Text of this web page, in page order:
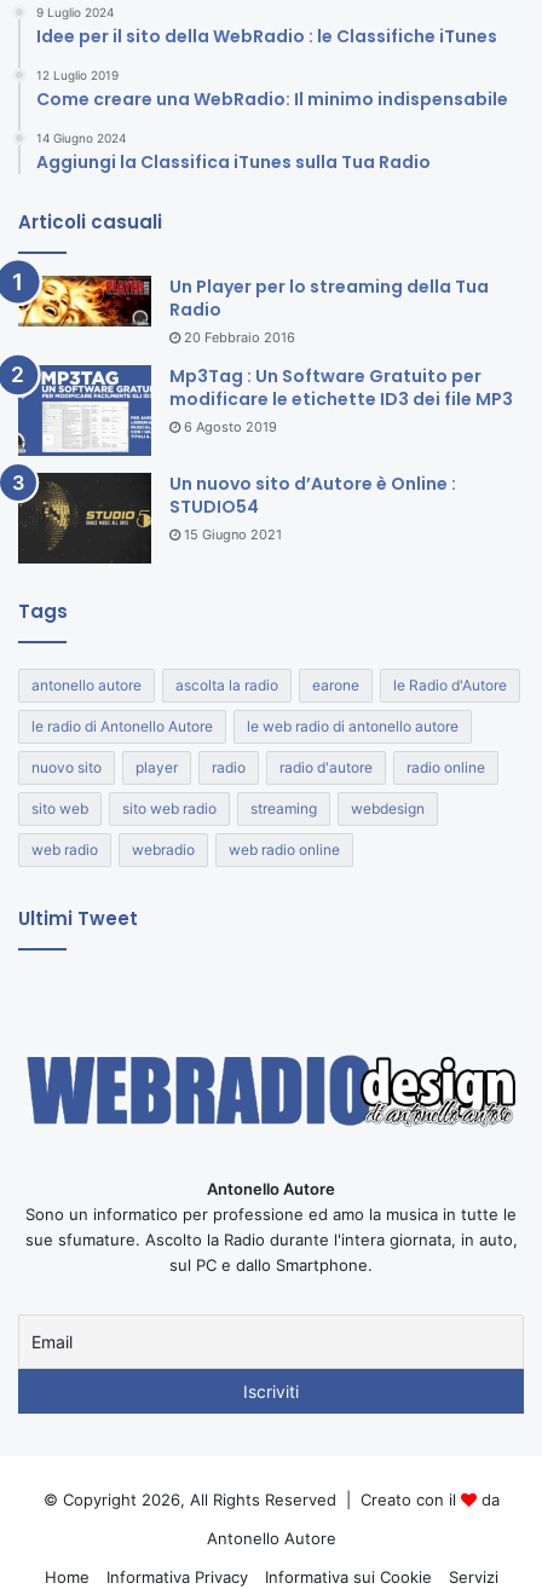
9 Luglio 2024
Idee per il sito della WebRadio : le Classifiche iTunes
12 Luglio 2019
Come creare una WebRadio: Il minimo indispensabile
14 Giugno 2024
Aggiungi la Classifica iTunes sulla Tua Radio
Articoli casuali
Un Player per lo streaming della Tua
Radio
20 Febbraio 2016
Mp3Tag : Un Software Gratuito per
modificare le etichette ID3 dei file MP3
6 Agosto 2019
Un nuovo sito d’Autore è Online :
STUDIO54
15 Giugno 2021
Tags
antonello autore ascolta la radio earone le Radio d'Autore
le radio di Antonello Autore le web radio di antonello autore
nuovo sito player radio radio d'autore radio online
sito web sito web radio streaming webdesign
web radio webradio web radio online
Ultimi Tweet
Antonello Autore
Sono un informatico per professione ed amo la musica in tutte le
sue sfumature. Ascolto la Radio durante l'intera giornata, in auto,
sul PC e dallo Smartphone.
© Copyright 2026, All Rights Reserved | Creato con il
da
Antonello Autore
Home
Informativa Privacy Informativa sui Cookie Servizi